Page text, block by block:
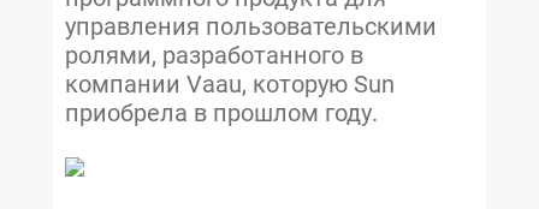
управления пользовательскими
ролями, разработанного в
компании Vaau, которую Sun
приобрела в прошлом году.